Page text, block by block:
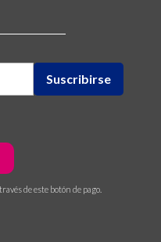
de este botón de pago.